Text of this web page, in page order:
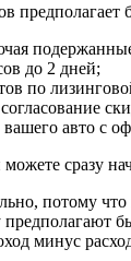
предполагает
до 2 дней;
по
авто с
сразу
потому
минус